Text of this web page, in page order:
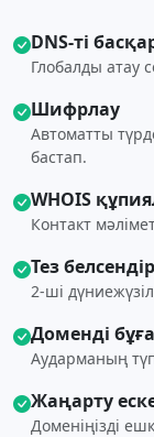
DNS-ті
Глобалды атау
Шифрлау
Автоматты
бастап.
WHOIS
Контакт
Тез
2-ші
Доменді
Аударманың
Жаңарту
Доменіңізді